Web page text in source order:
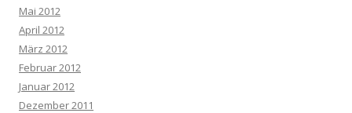
Mai 2012
April 2012
März 2012
Februar 2012
Januar 2012
Dezember 2011